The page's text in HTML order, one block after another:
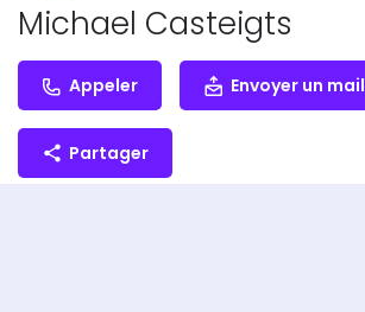
Michael Casteigts
Appeler Envoyer un mail
Partager